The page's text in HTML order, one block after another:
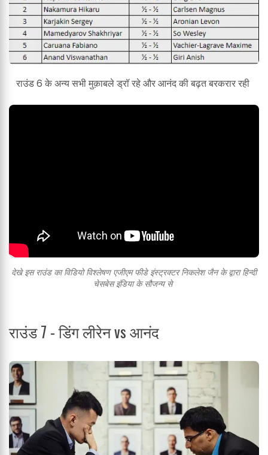
राउंड 6 के अन्य सभी मुक़ाबले ड्रॉ रहे और आनंद की बढ़त बरकरार रही
देखे इस राउंड का विडियो विश्लेषण एजीएम फीडे इंस्ट्रक्टर निकलेश जैन के द्वारा हिन्दी
चेसबेस इंडिया के सौजन्य से
राउंड 7 - डिंग लीरेन vs आनंद